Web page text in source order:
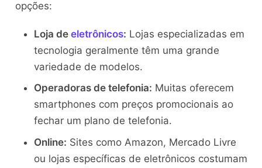
opções:
Loja de eletrônicos: Lojas especializadas em
tecnologia geralmente têm uma grande
variedade de modelos.
Operadoras de telefonia: Muitas oferecem
smartphones com preços promocionais ao
fechar um plano de telefonia.
Online: Sites como Amazon, Mercado Livre
ou lojas específicas de eletrônicos costumam